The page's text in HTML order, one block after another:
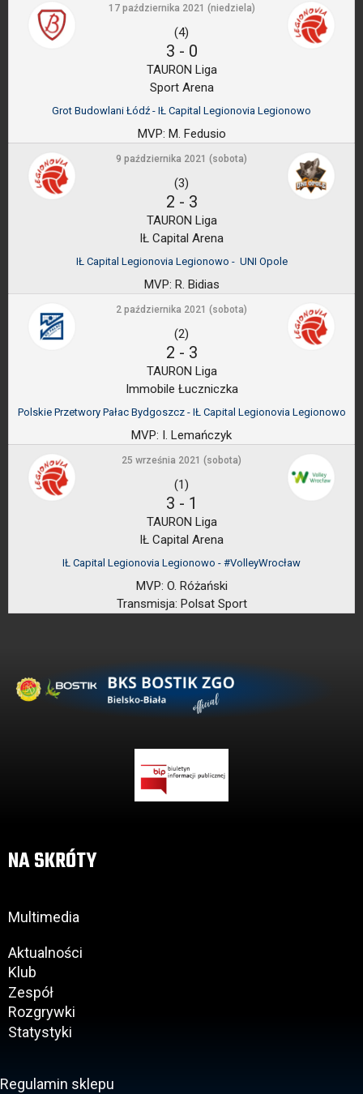
17 października 2021 (niedziela)
(4)
3 - 0
TAURON Liga
Sport Arena
Grot Budowlani Łódź - IŁ Capital Legionovia Legionowo
MVP: M. Fedusio
9 października 2021 (sobota)
(3)
2 - 3
TAURON Liga
IŁ Capital Arena
IŁ Capital Legionovia Legionowo - UNI Opole
MVP: R. Bidias
2 października 2021 (sobota)
(2)
2 - 3
TAURON Liga
Immobile Łuczniczka
Polskie Przetwory Pałac Bydgoszcz - IŁ Capital Legionovia Legionowo
MVP: I. Lemańczyk
25 września 2021 (sobota)
(1)
3 - 1
TAURON Liga
IŁ Capital Arena
IŁ Capital Legionovia Legionowo - #VolleyWrocław
MVP: O. Różański
Transmisja: Polsat Sport
NA SKRÓTY
Multimedia
Aktualności
Klub
Zespół
Rozgrywki
Statystyki
Regulamin sklepu